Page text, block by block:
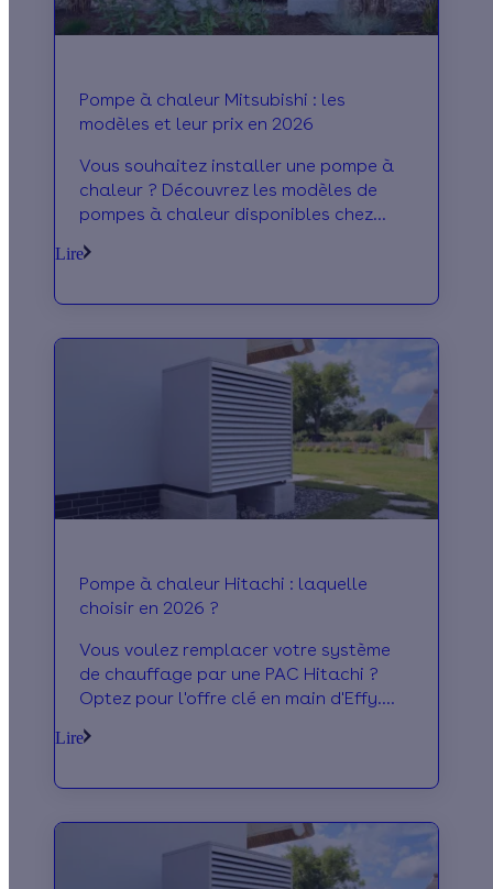
Pompe à chaleur Mitsubishi : les
modèles et leur prix en 2026
Vous souhaitez installer une pompe à
chaleur ? Découvrez les modèles de
pompes à chaleur disponibles chez
Lire
Pompe à chaleur Hitachi : laquelle
choisir en 2026 ?
Vous voulez remplacer votre système
de chauffage par une PAC Hitachi ?
Optez pour l'offre clé en main d'Effy.
et déduisent les aides de votre devis !
Lire